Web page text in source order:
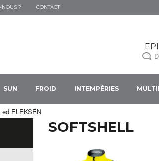
NOUS ? CONTACT
SUN FROID INTEMPÉRIES
ELEKSEN
SOFTSHELL